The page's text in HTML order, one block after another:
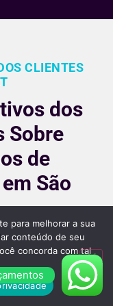
CLIENTES
dos
Sobre
de
São
dos nossos
alguns desses
para melhorar a sua
conteúdo de seu
concorda com tal